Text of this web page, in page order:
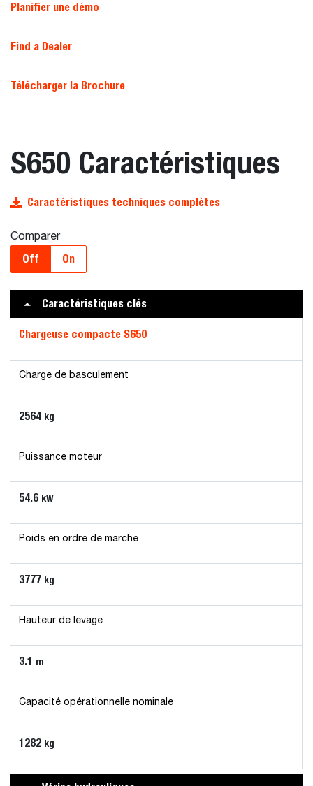
Planifier une démo
Find a Dealer
Télécharger la Brochure
S650 Caractéristiques
Caractéristiques techniques complètes
Comparer
Off On
Caractéristiques clés
Chargeuse compacte S650
Charge de basculement
2564 kg
Puissance moteur
54.6 kW
Poids en ordre de marche
3777 kg
Hauteur de levage
3.1 m
Capacité opérationnelle nominale
1282 kg